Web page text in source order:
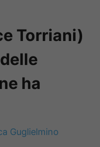
Torriani)
ha
Guglielmino